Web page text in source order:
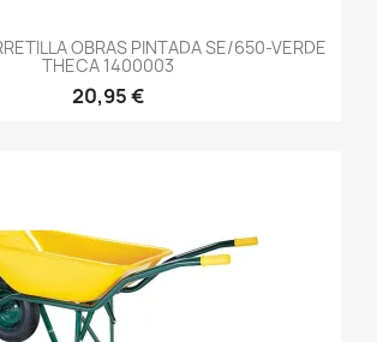
OBRAS PINTADA SE/650-VERDE
THECA 1400003
20,95 €